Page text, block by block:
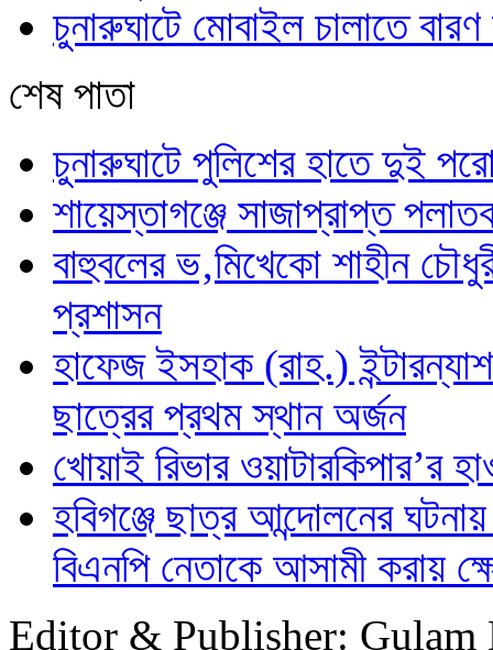
চুনারুঘাটে মোবাইল চালাতে বারণ
শেষ পাতা
চুনারুঘাটে পুলিশের হাতে দুই
শায়েস্তাগঞ্জে সাজাপ্রাপ্ত
বাহুবলের ভ‚মিখেকো শাহীন
প্রশাসন
হাফেজ ইসহাক (রাহ.)
ছাত্রের প্রথম স্থান অর্জন
খোয়াই রিভার ওয়াটারকিপার’র
হবিগঞ্জে ছাত্র আন্দোলনের
বিএনপি নেতাকে আসামী করায়
Editor & Publisher: Gulam